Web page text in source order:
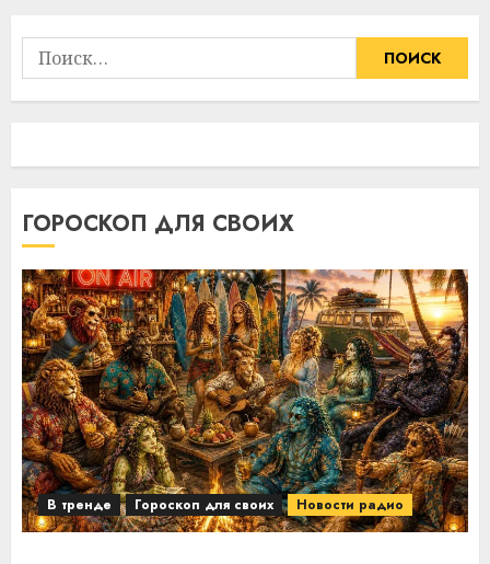
Найти:
ГОРОСКОП ДЛЯ СВОИХ
В тренде Гороскоп для своих Новости радио